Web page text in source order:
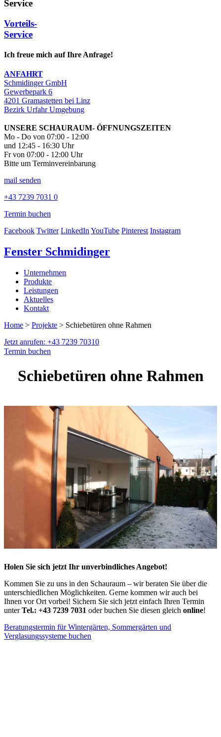
Service
Vorteils-
Service
Ich freue mich auf Ihre Anfrage!
ANFAHRT
Schmidinger GmbH
Gewerbepark 6
4201 Gramastetten bei Linz
Bezirk Urfahr Umgebung
UNSERE SCHAURAUM- ÖFFNUNGSZEITEN
Mo - Do von 07:00 - 12:00
und 12:45 - 16:30 Uhr
Fr von 07:00 - 12:00 Uhr
Bitte um Terminvereinbarung
mail senden
+43 7239 7031 0
Termin buchen
Facebook Twitter LinkedInYouTube Pinterest Instagram
Fenster Schmidinger
Unternehmen
Produkte
Leistungen
Aktuelles
Kontakt
Home > Projekte > Schiebetüren ohne Rahmen
Jetzt anrufen: +43 7239 70310
Termin buchen
Schiebetüren ohne Rahmen
Holen Sie sich jetzt Ihr unverbindliches Angebot!
Kommen Sie zu uns in den Schauraum – wir beraten Sie über die
unterschiedlichen Möglichkeiten. Gerne kommen wir auch bei
Ihnen vor Ort vorbei! Sichern Sie sich jetzt einfach Ihren Termin
unterTel.: +43 7239 7031 oder buchen Sie diesen gleich online!
Beratungstermin für Wintergärten, Sommergärten und
Verglasungssysteme buchen